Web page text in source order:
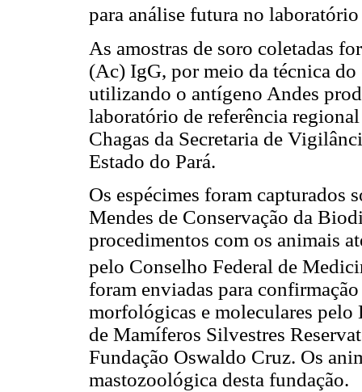
para análise futura no
As amostras de soro coletadas
(Ac) IgG, por meio da técnica
utilizando o antígeno Andes
laboratório de referência
Chagas da Secretaria de
Estado do Pará.
Os espécimes foram
Mendes de Conservação da
procedimentos com os animais
pelo Conselho Federal de
foram enviadas para
morfológicas e moleculares
de Mamíferos Silvestres
Fundação Oswaldo Cruz. Os
mastozoológica desta fundação.